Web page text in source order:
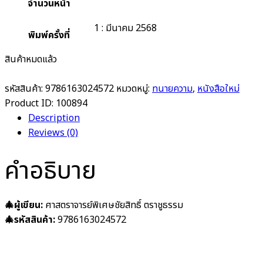
จำนวนหน้า
พิมพ์ครั้งที่ 1 : มีนาคม 2568
สินค้าหมดแล้ว
รหัสสินค้า: 9786163024572 หมวดหมู่: ทนายความ, หนังสือใหม่
Product ID: 100894
Description
Reviews (0)
คำอธิบาย
🎄ผู้เขียน: ศาสตราจารย์พิเศษชัยสิทธิ์ ตราชูธรรม
🎄รหัสสินค้า:9786163024572